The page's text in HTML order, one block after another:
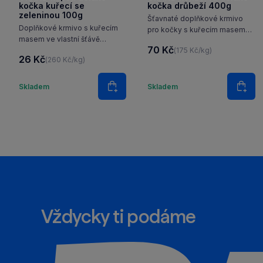
kočka kuřecí se
zeleninou 100g
Doplňkové krmivo s kuřecím
masem ve vlastní šťávě
všechny dospělé kočky.
26 Kč(260 Kč/kg)
Skladem
Množství
Do košíku
kočka drůbeží 400g
Šťavnaté doplňkové krmivo
pro kočky s kuřecím masem
mlsné kočičí jazýčky.
70 Kč(175 Kč/kg)
Skladem
Množství
Do
Vždycky ti podáme